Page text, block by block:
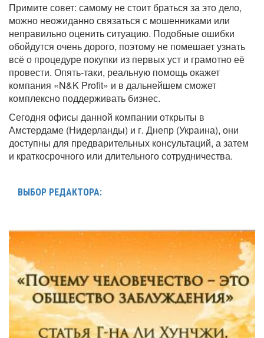
Примите совет: самому не стоит браться за это дело,
можно неожиданно связаться с мошенниками или
неправильно оценить ситуацию. Подобные ошибки
обойдутся очень дорого, поэтому не помешает узнать
всё о процедуре покупки из первых уст и грамотно её
провести. Опять-таки, реальную помощь окажет
компания «N&K Profit» и в дальнейшем сможет
комплексно поддерживать бизнес.
Сегодня офисы данной компании открыты в
Амстердаме (Нидерланды) и г. Днепр (Украина), они
доступны для предварительных консультаций, а затем
и краткосрочного или длительного сотрудничества.
ВЫБОР РЕДАКТОРА: